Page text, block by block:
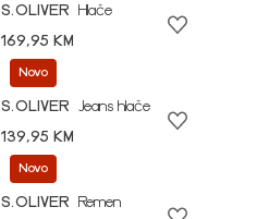
S.OLIVER
Hlače
169,95 KM
Novo
S.OLIVER
Jeans hlače
139,95 KM
Novo
S.OLIVER
Remen